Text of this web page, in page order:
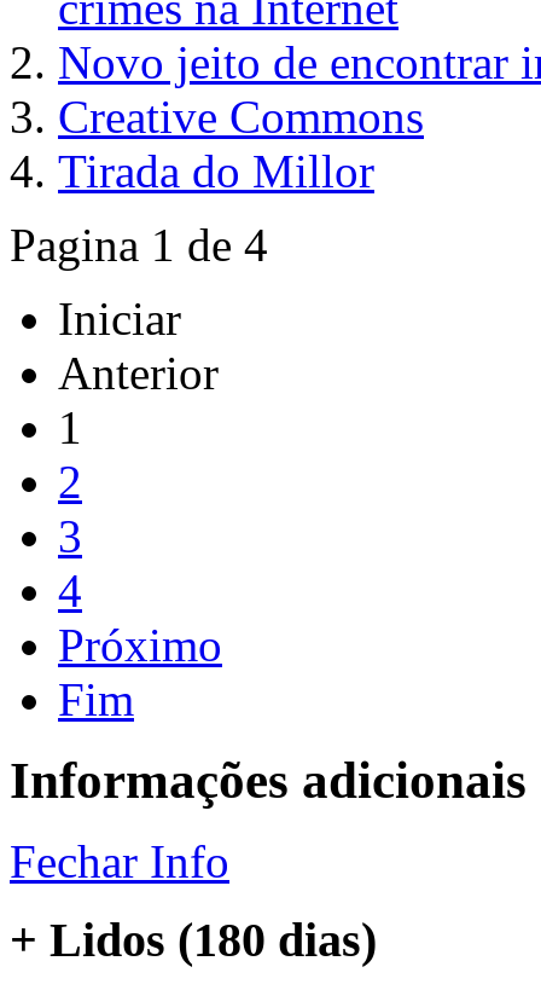
Novo jeito de encontrar
Creative Commons
Tirada do Millor
Pagina 1 de 4
Iniciar
Anterior
1
2
3
4
Próximo
Fim
Informações adicionais
Fechar Info
+ Lidos (180 dias)